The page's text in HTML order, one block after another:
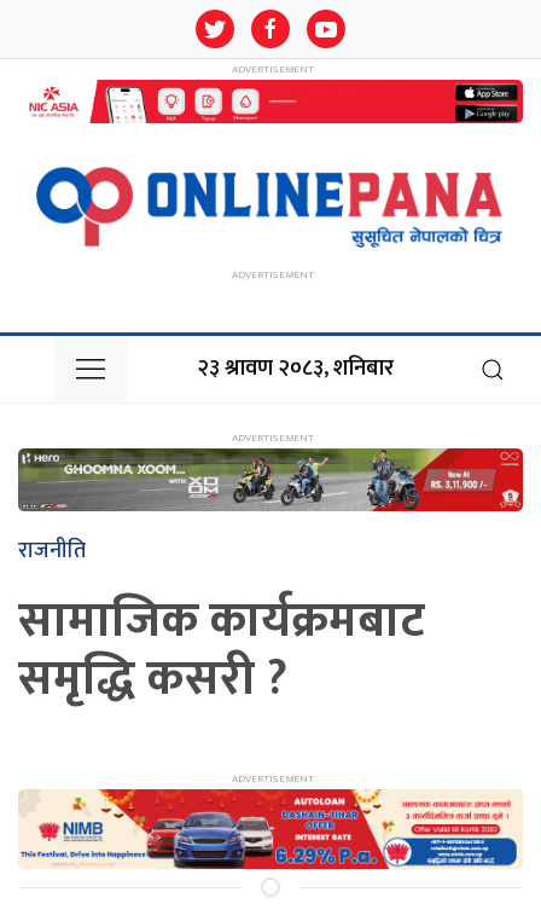
२३ श्रावण २०८३, शनिबार
राजनीति
सामाजिक कार्यक्रमबाट
समृद्धि कसरी ?